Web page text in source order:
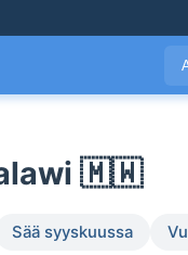
🇲🇼
Sää syyskuussa